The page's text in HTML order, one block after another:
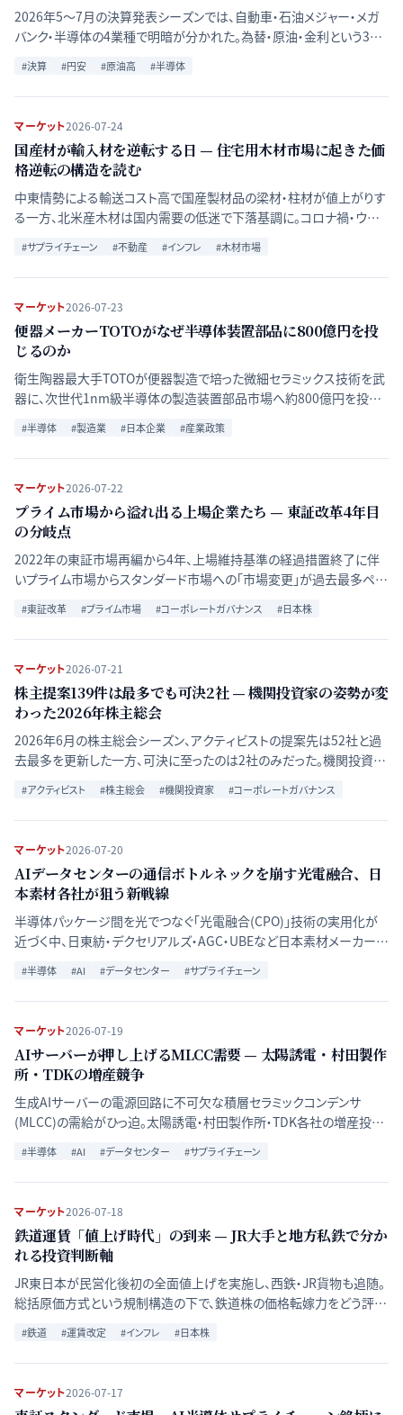
2026年5〜7月の決算発表シーズンでは、自動車・石油メジャー・メガ
バンク・半導体の4業種で明暗が分かれた。為替・原油・金利という3つ
の外部要因がもたらした業績格差の構造を整理する。
#決算 #円安 #原油高 #半導体
マーケット2026-07-24
国産材が輸入材を逆転する日 — 住宅用木材市場に起きた価
格逆転の構造を読む
中東情勢による輸送コスト高で国産製材品の梁材・柱材が値上がりす
る一方、北米産木材は国内需要の低迷で下落基調に。コロナ禍・ウッド
#サプライチェーン #不動産 #インフレ #木材市場
マーケット2026-07-23
便器メーカーTOTOがなぜ半導体装置部品に800億円を投
じるのか
衛生陶器最大手TOTOが便器製造で培った微細セラミックス技術を武
器に、次世代1nm級半導体の製造装置部品市場へ約800億円を投じ
て本格参入する背景と、多角化に潜むリスクを分析する。
#半導体 #製造業 #日本企業 #産業政策
マーケット2026-07-22
プライム市場から溢れ出る上場企業たち — 東証改革4年目
の分岐点
2022年の東証市場再編から4年、上場維持基準の経過措置終了に伴
いプライム市場からスタンダード市場への「市場変更」が過去最多ペー
スで進んでいる。制度の時系列を追い、企業側の選択の構造を整理す
る。
#東証改革 #プライム市場 #コーポレートガバナンス #日本株
マーケット2026-07-21
株主提案139件は最多でも可決2社 — 機関投資家の姿勢が変
わった2026年株主総会
2026年6月の株主総会シーズン、アクティビストの提案先は52社と過
去最多を更新した一方、可決に至ったのは2社のみだった。機関投資家
の賛成姿勢の変化と会社法改正論議から、日本のアクティビズムの潮
目を検証する。
#アクティビスト #株主総会 #機関投資家 #コーポレートガバナンス
マーケット2026-07-20
AIデータセンターの通信ボトルネックを崩す光電融合、日
本素材各社が狙う新戦線
半導体パッケージ間を光でつなぐ「光電融合(CPO)」技術の実用化が
近づく中、日東紡・デクセリアルズ・AGC・UBEなど日本素材メーカーの
参入構造と商機を整理する。
#半導体 #AI #データセンター #サプライチェーン
マーケット2026-07-19
AIサーバーが押し上げるMLCC需要 — 太陽誘電・村田製作
所・TDKの増産競争
生成AIサーバーの電源回路に不可欠な積層セラミックコンデンサ
(MLCC)の需給がひっ迫。太陽誘電・村田製作所・TDK各社の増産投資
と価格戦略を整理する。
#半導体 #AI #データセンター #サプライチェーン
マーケット2026-07-18
鉄道運賃「値上げ時代」の到来 — JR大手と地方私鉄で分か
れる投資判断軸
JR東日本が民営化後初の全面値上げを実施し、西鉄・JR貨物も追随。
総括原価方式という規制構造の下で、鉄道株の価格転嫁力をどう評価
すべきかをJR大手と地方私鉄の比較で分析する。
#鉄道 #運賃改定 #インフレ #日本株
マーケット2026-07-17